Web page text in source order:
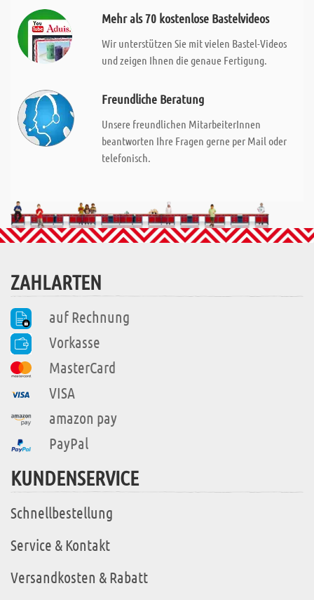
Mehr als 70 kostenlose Bastelvideos
Wir unterstützen Sie mit vielen Bastel-Videos
und zeigen Ihnen die genaue Fertigung.
Freundliche Beratung
Unsere freundlichen MitarbeiterInnen
beantworten Ihre Fragen gerne per Mail oder
telefonisch.
ZAHLARTEN
auf Rechnung
Vorkasse
MasterCard
VISA
amazon pay
PayPal
KUNDENSERVICE
Schnellbestellung
Service & Kontakt
Versandkosten & Rabatt